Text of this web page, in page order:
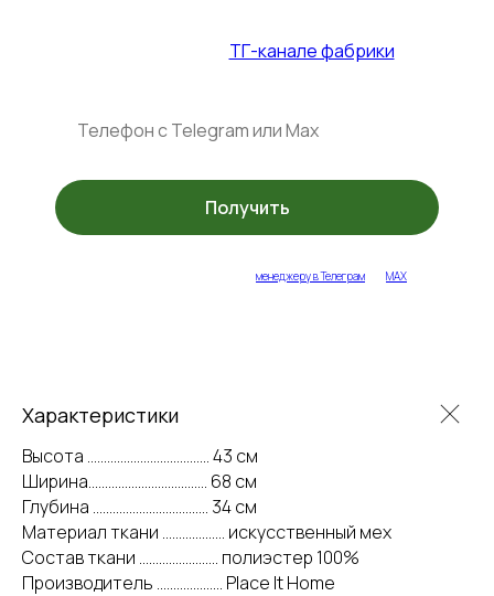
ТГ-канале фабрики
Получить
менеджеру в Телеграм MAX
Характеристики
Высота ..................................... 43 см
Ширина.................................... 68 см
Глубина ................................... 34 см
Материал ткани ................... искусственный мех
Состав ткани ........................ полиэстер 100%
Производитель .................... Place It Home